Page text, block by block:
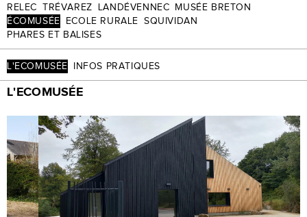
RELEC TRÉVAREZ LANDÉVENNEC
MUSÉE BRETON
ÉCOMUSÉE
ECOLE RURALE SQUIVIDAN
PHARES ET BALISES
L'ECOMUSÉE INFOS PRATIQUES
L'ECOMUSÉE